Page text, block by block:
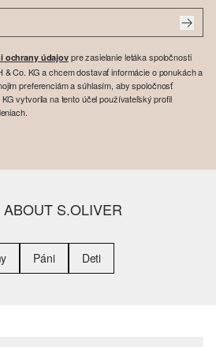
ochrany údajovpre zasielanie letáka spoločnosti
Co. KG a chcem dostavať informácie o ponukách a
preferenciám a súhlasím, aby spoločnosť
vytvorila na tento účel používateľský profil
S.OLIVER
Páni Deti